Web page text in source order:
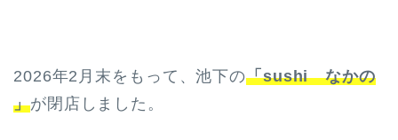
2026年2月末をもって、池下の「sushi なかの
」が閉店しました。